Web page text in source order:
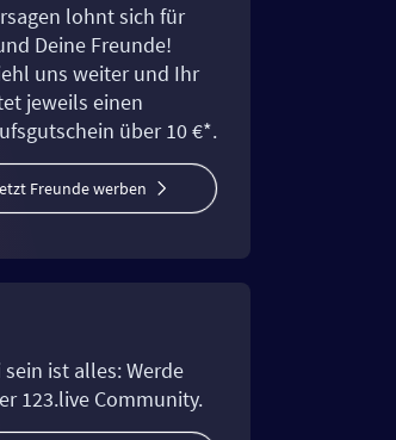
lohnt sich für
Deine Freunde!
uns weiter und Ihr
jeweils einen
über 10 €*.
Freunde werben
sein ist alles: Werde
123.live Community.